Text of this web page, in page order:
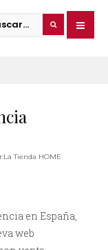
La Tienda HOME
en España,
web